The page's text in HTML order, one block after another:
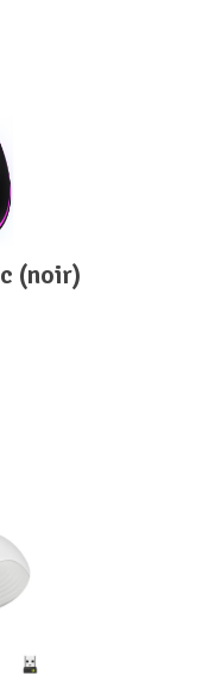
(noir)